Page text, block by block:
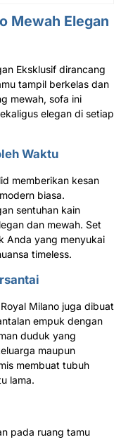
Mewah Elegan
Eksklusif dirancang
tampil berkelas dan
mewah, sofa ini
elegan di setiap
Waktu
memberikan kesan
biasa.
sentuhan kain
dan mewah. Set
Anda yang menyukai
timeless.
Milano juga dibuat
empuk dengan
duduk yang
maupun
membuat tubuh
lama.
pada ruang tamu